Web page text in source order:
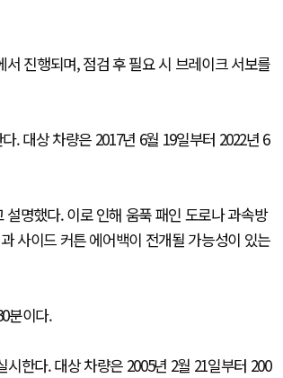
진행되며, 점검 후 필요 시 브레이크 서보를
. 대상 차량은 2017년 6월 19일부터 2022년 6
명했다. 이로 인해 움푹 패인 도로나 과속방
사이드 커튼 에어백이 전개될 가능성이 있는
분이다.
한다. 대상 차량은 2005년 2월 21일부터 200